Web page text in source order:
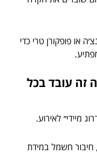
או פופקורן טרי כדי
זה עובד בכל
מיידי״ לאירוע.
חשמל במידת